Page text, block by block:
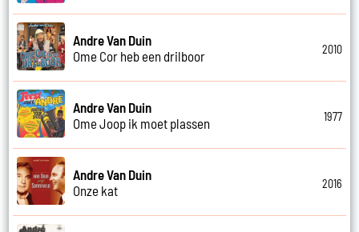
Andre Van Duin
Ome Cor heb een drilboor
2010
Andre Van Duin
Ome Joop ik moet plassen
1977
Andre Van Duin
Onze kat
2016